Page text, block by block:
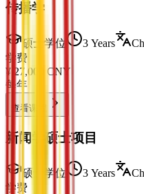
传播学
硕士学位 3 Years
学费
¥ 27,000
CNY
每年
查看课程
新闻学硕士项目
硕士学位 3 Years
学费